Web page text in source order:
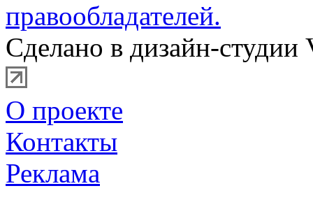
правообладателей.
Сделано в дизайн-студии
О проекте
Контакты
Реклама